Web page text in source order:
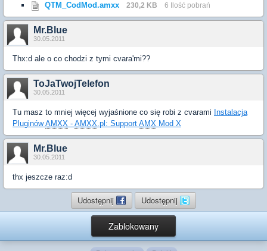
QTM_CodMod.amxx
230,2 KB 6 Ilość pobrań
Mr.Blue
30.05.2011
Thx:d ale o co chodzi z tymi cvara'mi??
ToJaTwojTelefon
30.05.2011
Tu masz to mniej więcej wyjaśnione co się robi z cvarami Instalacja
PluginówAMXX - AMXX.pl: Support AMX Mod X
Mr.Blue
30.05.2011
thx jeszcze raz:d
Udostępnij Udostępnij
Zablokowany